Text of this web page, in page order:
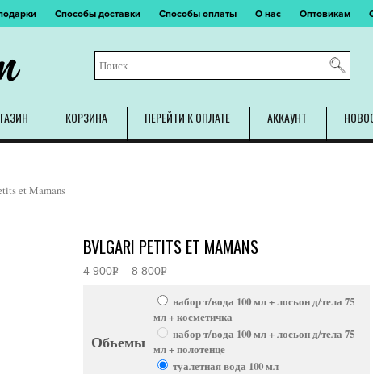
Способы доставки Способы оплаты О нас Оптовикам
КОРЗИНА ПЕРЕЙТИ К ОПЛАТЕ АККАУНТ
et Mamans
BVLGARI PETITS ET MAMANS
4 900Р – 8 800Р
800руб.
Обьемы
набор т/вода 100 мл + лосьон д/тела 75
мл + косметичка
набор т/вода 100 мл + лосьон д/тела 75
мл + полотенце
туалетная вода 100 мл